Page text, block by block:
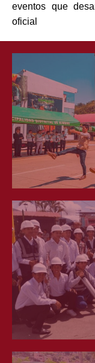
eventos que
oficial